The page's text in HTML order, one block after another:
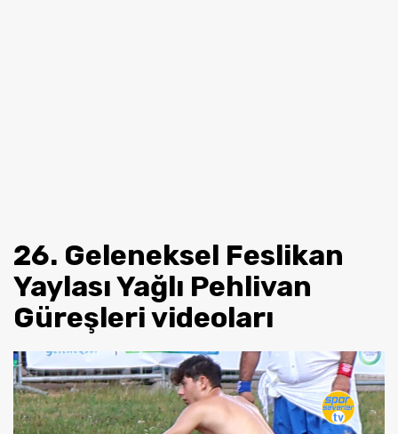
26. Geleneksel Feslikan
Yaylası Yağlı Pehlivan
Güreşleri videoları